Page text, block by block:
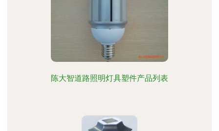
陈大智道路照明灯具塑件产品列表